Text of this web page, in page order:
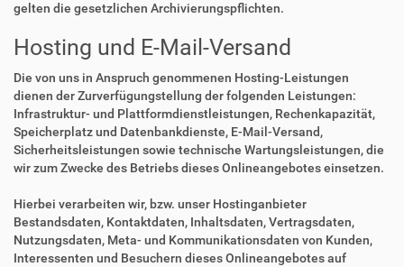
gelten die gesetzlichen Archivierungspflichten.
Hosting und E-Mail-Versand
Die von uns in Anspruch genommenen Hosting-Leistungen
dienen der Zurverfügungstellung der folgenden Leistungen:
Infrastruktur- und Plattformdienstleistungen, Rechenkapazität,
Speicherplatz und Datenbankdienste, E-Mail-Versand,
Sicherheitsleistungen sowie technische Wartungsleistungen, die
wir zum Zwecke des Betriebs dieses Onlineangebotes einsetzen.
Hierbei verarbeiten wir, bzw. unser Hostinganbieter
Bestandsdaten, Kontaktdaten, Inhaltsdaten, Vertragsdaten,
Nutzungsdaten, Meta- und Kommunikationsdaten von Kunden,
Interessenten und Besuchern dieses Onlineangebotes auf